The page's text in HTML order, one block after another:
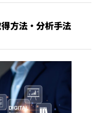
方法・分析手法